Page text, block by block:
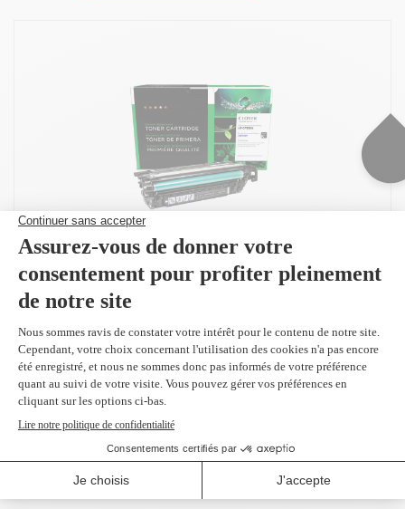
Produit(s) alternatif(s)
567,99 $